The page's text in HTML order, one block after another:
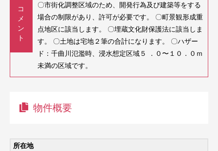
コ
メ
ン
ト
〇市街化調整区域のため、開発⾏為及び建築等をする
場合の制限があり、許可が必要です。 〇町景観形成重
点地区に該当します。 〇埋蔵⽂化財保護法に該当しま
す。 〇⼟地は宅地２筆の合計になります。 〇ハザー
ド：千曲川氾濫時、浸⽔想定区域５ ．０〜１０．０ｍ
未満の区域です。
物件概要
所在地